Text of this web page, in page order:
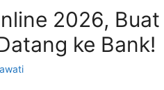
2026, Buat
ke Bank!